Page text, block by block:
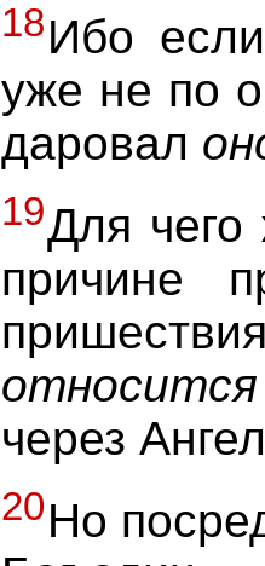
18Ибо
уже не по
даровал
19Для
причине
относится
через
20Но